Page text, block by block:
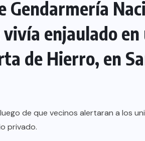
Gendarmería
vivía enjaulado
de Hierro, en
de que vecinos alertaran a los
privado.